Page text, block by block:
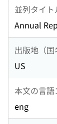
並列タイト
Annual
出版地（国
US
本文の言語
eng